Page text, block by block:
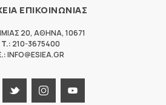
ΕΠΙΚΟΙΝΩΝΙΑΣ
20, ΑΘΗΝΑ, 10671
T.: 210-3675400
INFO@ESIEA.GR